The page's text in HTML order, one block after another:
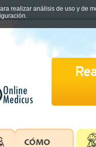
realizar análisis de uso y de